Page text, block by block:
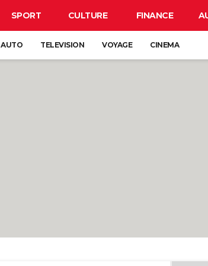
SPORT CULTURE FINANCE
AUTO TELEVISION VOYAGE CINEMA